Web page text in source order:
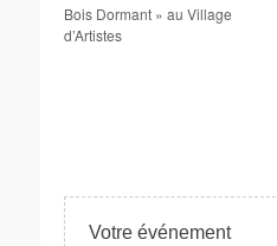
Bois Dormant » au Village
d’Artistes
Votre événement